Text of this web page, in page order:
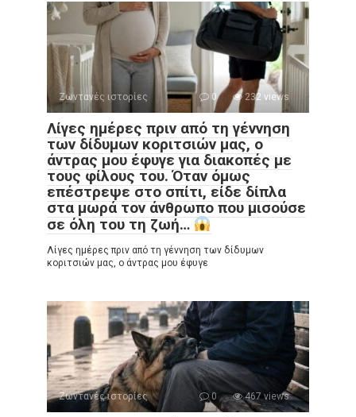
Ζωντανές ιστορίες 0 232 views
Λίγες ημέρες πριν από τη γέννηση
των δίδυμων κοριτσιών μας, ο
άντρας μου έφυγε για διακοπές με
τους φίλους του. Όταν όμως
επέστρεψε στο σπίτι, είδε δίπλα
στα μωρά τον άνθρωπο που μισούσε
σε όλη του τη ζωή…
Λίγες ημέρες πριν από τη γέννηση των δίδυμων
κοριτσιών μας, ο άντρας μου έφυγε
Ζωντανές ιστορίες 0 467 views